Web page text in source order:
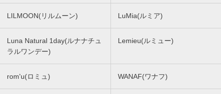
LILMOON(リルムーン) LuMia(ルミア)
Luna Natural 1day(ルナナチュ
ラルワンデー)
Lemieu(ルミュー)
rom'u(ロミュ) WANAF(ワナフ)